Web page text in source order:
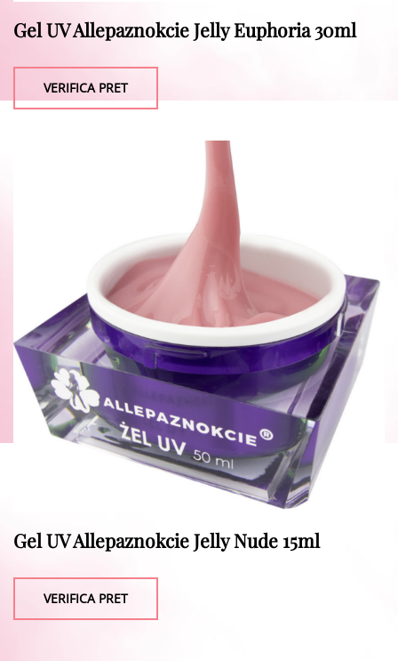
Gel UV Allepaznokcie Jelly Euphoria 30ml
VERIFICA PRET
Gel UV Allepaznokcie Jelly Nude 15ml
VERIFICA PRET